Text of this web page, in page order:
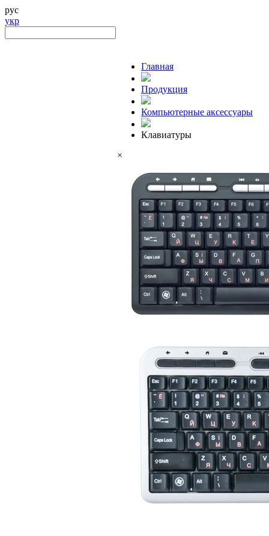
рус
укр
Главная
Продукция
Компьютерные аксессуары
Клавиатуры
×